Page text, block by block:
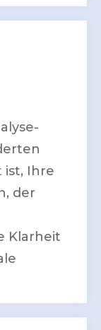
ist, Ihre
der
Klarheit